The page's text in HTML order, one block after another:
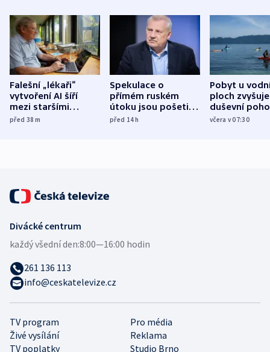
Falešní „lékaři“
vytvoření AI šíří
mezi staršími
Poláky nebezpečné
před 38m
Spekulace o
přímém ruském
útoku jsou pošetilé,
míní estonský
před 14h
Pobyt u
ploch zvyšuje
duševní
ukázala
včera v 07:30
TV program
Pro média
Živé vysílání
Reklama
TV poplatky
Studio Brno
Divácké centrum
každý všední den:8:00—16:00 hodin
261 136 113
info@ceskatelevize.cz